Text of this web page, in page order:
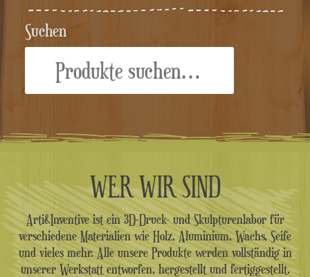
Suchen
WER WIR SIND
Arti&Inventive ist ein 3D-Druck- und Skulpturenlabor für
verschiedene Materialien wie Holz, Aluminium, Wachs, Seife
und vieles mehr. Alle unsere Produkte werden vollständig in
unserer Werkstatt entworfen, hergestellt und fertiggestellt.